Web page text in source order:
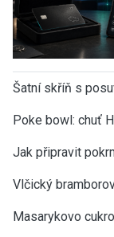
Šatní skříň s
Poke bowl: chuť
Jak připravit
Vlčický
Masarykovo